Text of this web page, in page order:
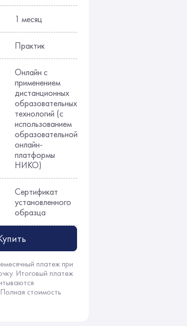
1 месяц
Практик
Онлайн с
применением
дистанционных
образовательных
технологий (с
использованием
образовательной
онлайн-
платформы
НИКО)
Сертификат
установленного
образца
платеж при
Итоговый платеж
стоимость